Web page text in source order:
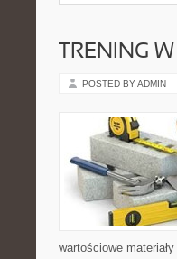
TRENING
POSTED BY ADMIN
wartościowe